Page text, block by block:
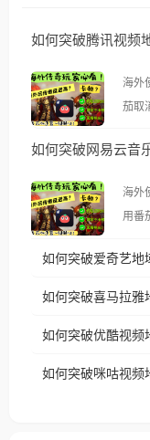
如何突破腾讯视频
海外
茄取消海外
示语。 海外用户如香港、澳门、台
像其
仅能在中
台湾
权限
如何突破网易云音
海外
用番茄取
播放”的提示语
制问题
户收
如何突破爱奇艺地
如何突破喜马拉雅
如何突破优酷视频
如何突破咪咕视频